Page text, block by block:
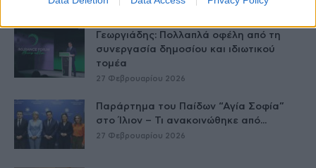
Δείτε Ακόμη
Γεωργιάδης: Πολλαπλά οφέλη από τη
συνεργασία δημοσίου και ιδιωτικού
τομέα
27 Φεβρουαρίου 2026
Παράρτημα του Παίδων “Αγία Σοφία”
στο Ίλιον – Τι ανακοινώθηκε από...
27 Φεβρουαρίου 2026